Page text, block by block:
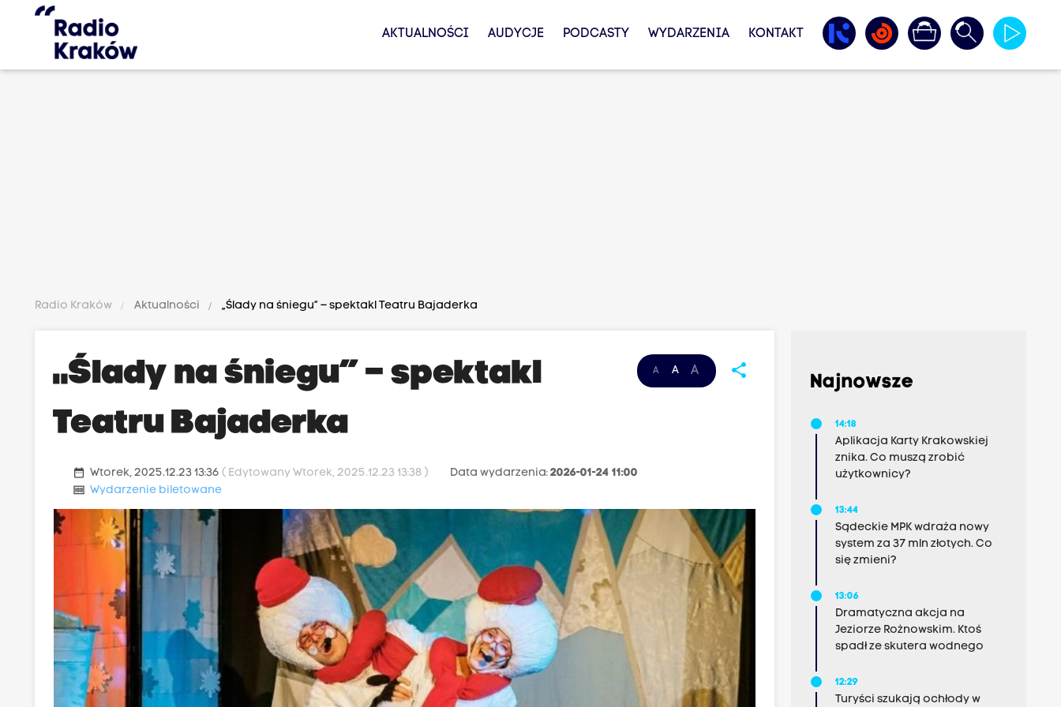
AKTUALNOŚCI AUDYCJE PODCASTY WYDARZENIA KONTAKT
Radio Kraków Aktualności „Ślady na śniegu” – spektakl Teatru Bajaderka
A A A share
„Ślady na śniegu” – spektakl
Teatru Bajaderka
date_range Wtorek, 2025.12.23 13:36( Edytowany Wtorek, 2025.12.23 13:38 ) Data wydarzenia:2026-01-24 11:00
money Wydarzenie biletowane
Najnowsze
14:18
Aplikacja Karty Krakowskiej
znika. Co muszą zrobić
użytkownicy?
13:44
Sądeckie MPK wdraża nowy
system za 37 mln złotych. Co
się zmieni?
13:06
Dramatyczna akcja na
Jeziorze Rożnowskim. Ktoś
spadł ze skutera wodnego
12:29
Turyści szukają ochłody w